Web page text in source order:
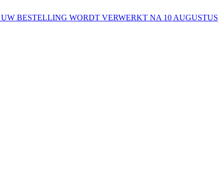
BESTELLING WORDT VERWERKT NA 10 AUGUSTUS